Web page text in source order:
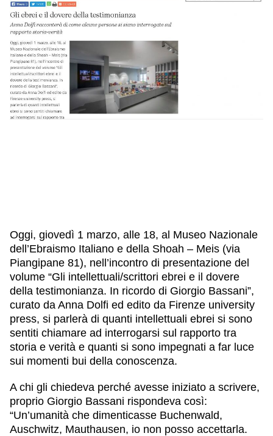
IL NOSTRO STAFF
EDUCAZIONE
SCUOLE
INSEGNANTI
GIOVANI, ADULTI
CULTURA EBRAICA
CAPIRE L’EBRAISMO
CALENDARIO & FESTIVITÀ
OGGETTI & SIMBOLI
IL CICLO DELLA VITA
SHOAH
Oggi, giovedì 1 marzo, alle 18, al Museo Nazionale
dell’Ebraismo Italiano e della Shoah – Meis (via
Piangipane 81), nell’incontro di presentazione del
volume “Gli intellettuali/scrittori ebrei e il dovere
della testimonianza. In ricordo di Giorgio Bassani”,
curato da Anna Dolfi ed edito da Firenze university
press, si parlerà di quanti intellettuali ebrei si sono
sentiti chiamare ad interrogarsi sul rapporto tra
storia e verità e quanti si sono impegnati a far luce
sui momenti bui della conoscenza.
A chi gli chiedeva perché avesse iniziato a scrivere,
proprio Giorgio Bassani rispondeva così:
“Un’umanità che dimenticasse Buchenwald,
Auschwitz, Mauthausen, io non posso accettarla.